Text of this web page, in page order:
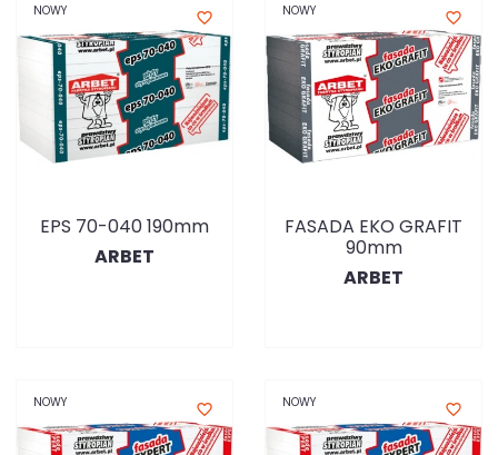
NOWY favorite_border
EPS 70-040 190mm
ARBET
NOWY favorite_border
FASADA EKO GRAFIT
90mm
ARBET
NOWY favorite_border NOWY favorite_border